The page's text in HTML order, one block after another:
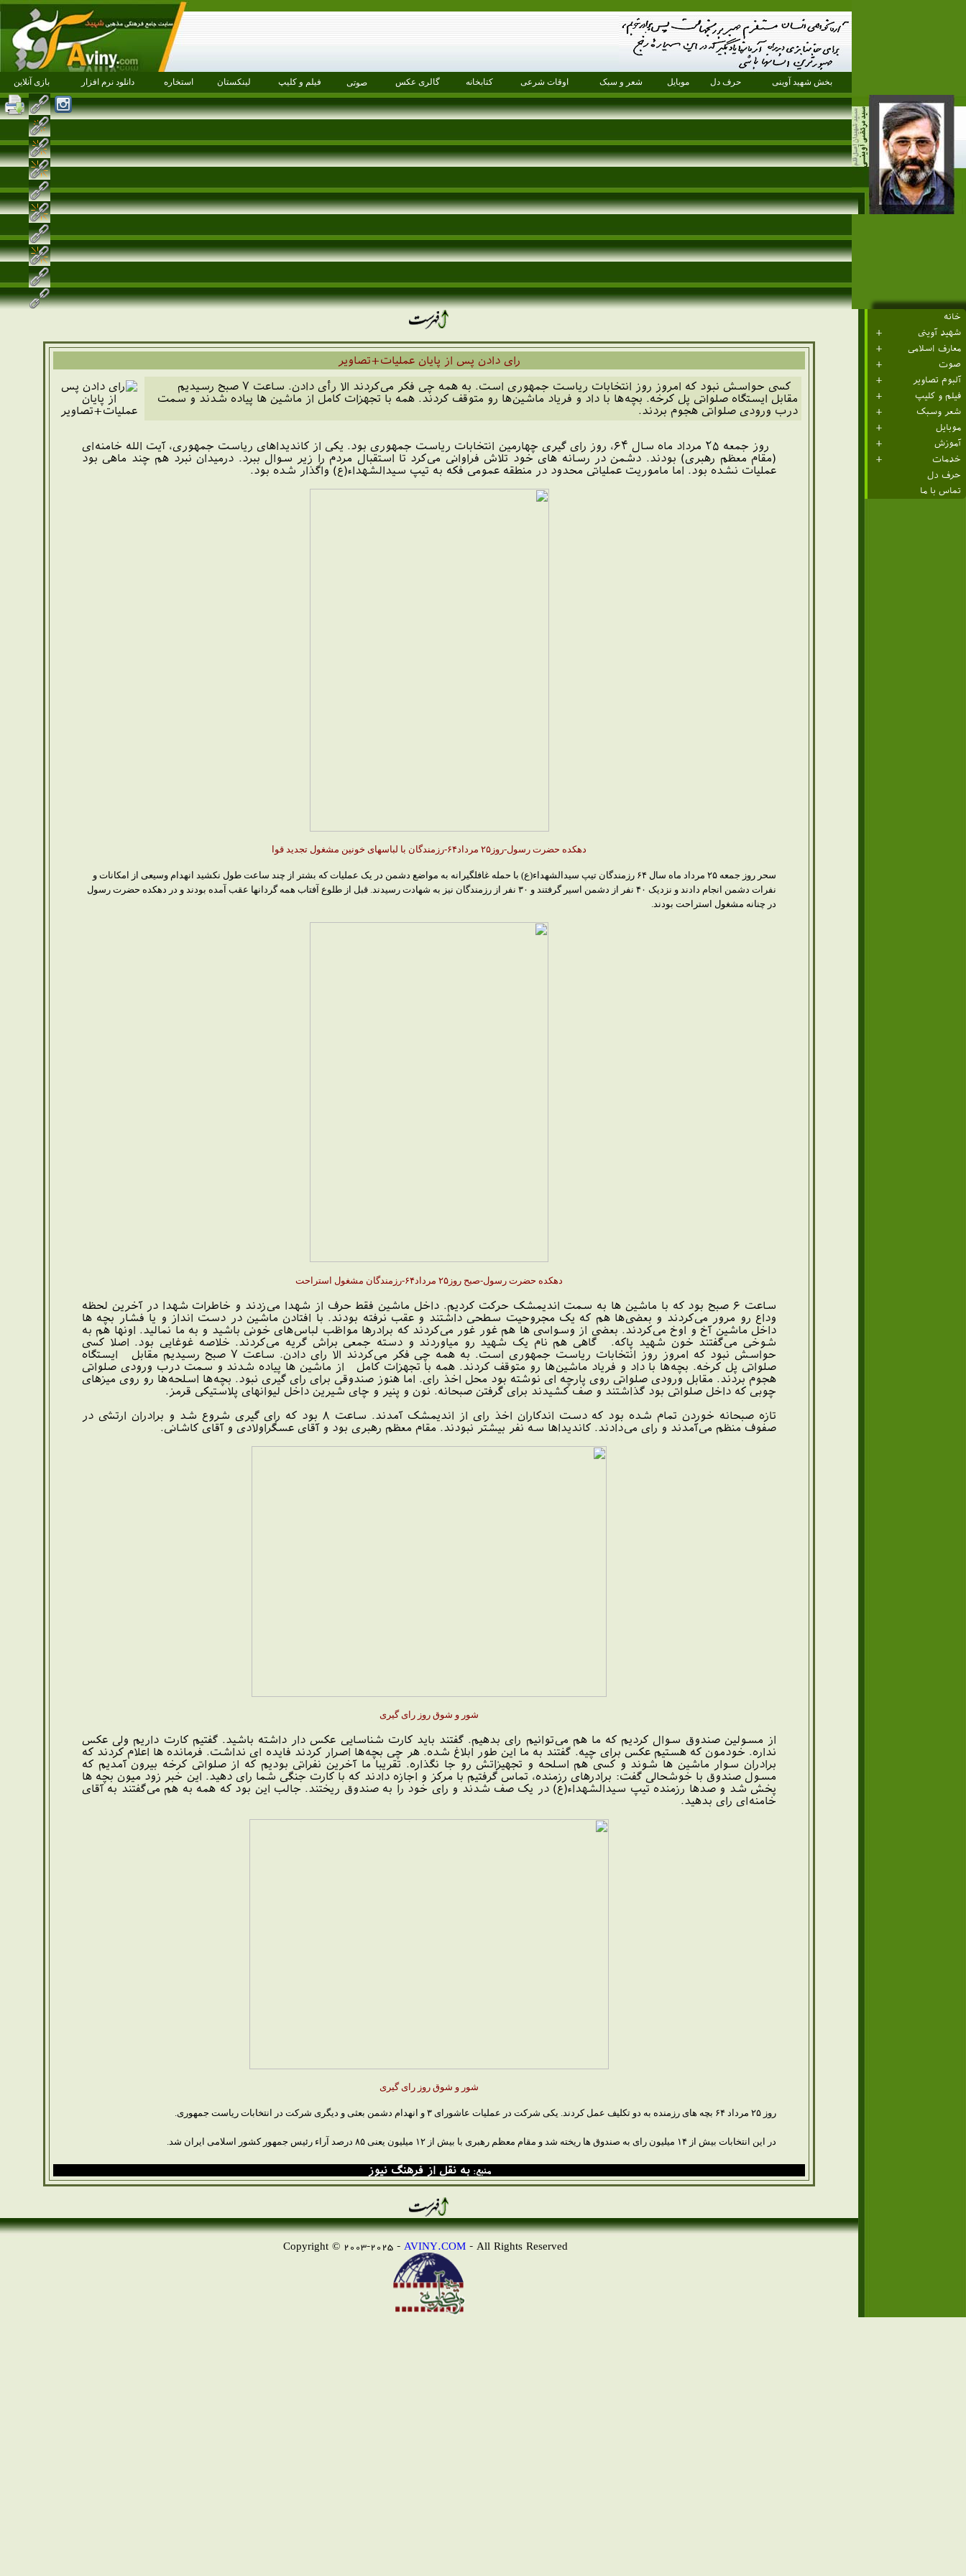
بخش شهید آوینی حرف دل موبایل شعر و سبک اوقات شرعی کتابخانه گالری عکس صوتی فیلم و کلیپ لینکستان استخاره دانلود نرم افزار بازی آنلاین
خانه
شهید آوینی
معارف اسلامی
صوت
آلبوم تصاویر
فیلم و کلیپ
شعر وسبک
موبایل
آموزش
خدمات
حرف دل
تماس با ما
رای دادن پس از پایان عملیات+تصاویر
کسی حواسش نبود که امروز روز انتخابات ریاست جمهوری است. به همه چی فکر می‌کردند الا رأی دادن. ساعت ۷ صبح رسیدیم
مقابل ایستگاه صلواتی پل کرخه. بچه‌ها با داد و فریاد ماشین‌ها رو متوقف کردند. همه با تجهزات کامل از ماشین ها پیاده شدند و سمت
درب ورودی صلواتی هجوم بردند.
روز جمعه ۲۵ مرداد ماه سال ۶۴، روز رای گیری چهارمین انتخابات ریاست جمهوری بود. یکی از کاندیداهای ریاست جمهوری، آیت الله خامنه‌ای
(مقام معظم رهبری) بودند. دشمن در رسانه های خود تلاش فراوانی می‌کرد تا استقبال مردم را زیر سوال ببرد. درمیدان نبرد هم چند ماهی بود
عملیات نشده بود. اما ماموریت عملیاتی محدود در منطقه عمومی فکه به تیپ سیدالشهداء(ع) واگذار شده بود.
دهکده حضرت رسول-روز۲۵ مرداد۶۴-رزمندگان با لباسهای خونین مشغول تجدید قوا
سحر روز جمعه ۲۵ مرداد ماه سال ۶۴ رزمندگان تیپ سیدالشهداء(ع) با حمله غافلگیرانه به مواضع دشمن در یک عملیات که بشتر از چند ساعت طول نکشید انهدام وسیعی از امکانات و
نفرات دشمن انجام دادند و نزدیک ۴۰ نفر از دشمن اسیر گرفتند و ۳۰ نفر از رزمندگان نیز به شهادت رسیدند. قبل از طلوع آفتاب همه گردانها عقب آمده بودند و در دهکده حضرت رسول
در چنانه مشغول استراحت بودند.
دهکده حضرت رسول-صبح روز۲۵ مرداد۶۴-رزمندگان مشغول استراحت
ساعت ۶ صبح بود که با ماشین ها به سمت اندیمشک حرکت کردیم. داخل ماشین فقط حرف از شهدا می‌زدند و خاطرات شهدا در آخرین لحظه
وداع رو مرور می‌کردند و بعضی‌ها هم که یک مجروحیت سطحی داشتند و عقب نرفته بودند. با افتادن ماشین در دست انداز و یا فشار بچه ها
داخل ماشین آخ و اوخ می‌کردند. بعضی از وسواسی ها هم غور غور می‌کردند که برادرها مواظب لباس‌های خونی باشید و به ما نمالید. اونها هم به
شوخی می‌گفتند خون شهید پاکه. گاهی هم نام یک شهید رو میاوردند و دسته جمعی براش گریه می‌کردند. خلاصه غوغایی بود. اصلا کسی
حواسش نبود که امروز روز انتخابات ریاست جمهوری است. به همه چی فکر می‌کردند الا رای دادن. ساعت ۷ صبح رسیدیم مقابل ایستگاه
صلواتی پل کرخه. بچه‌ها با داد و فریاد ماشین‌ها رو متوقف کردند. همه با تجهزات کامل از ماشین ها پیاده شدند و سمت درب ورودی صلواتی
هجوم بردند. مقابل ورودی صلواتی روی پارچه ای نوشته بود محل اخذ رای. اما هنوز صندوقی برای رای گیری نبود. بچه‌ها اسلحه‌ها رو روی میزهای
چوبی که داخل صلواتی بود گذاشتند و صف کشیدند برای گرفتن صبحانه. نون و پنیر و چای شیرین داخل لیوانهای پلاستیکی قرمز.
تازه صبحانه خوردن تمام شده بود که دست اندکاران اخذ رای از اندیمشک آمدند. ساعت ۸ بود که رای گیری شروع شد و برادران ارتشی در
صفوف منظم می‌آمدند و رای می‌دادند. کاندیداها سه نفر بیشتر نبودند. مقام معظم رهبری بود و آقای عسگراولادی و آقای کاشانی.
شور و شوق روز رای گیری
از مسولین صندوق سوال کردیم که ما هم می‌توانیم رای بدهیم. گفتند باید کارت شناسایی عکس دار داشته باشید. گفتیم کارت داریم ولی عکس
نداره. خودمون که هستیم عکس برای چیه. گفتند به ما این طور ابلاغ شده. هر چی بچه‌ها اصرار کردند فایده ای نداشت. فرمانده ها اعلام کردند که
برادران سوار ماشین ها شوند و کسی هم اسلحه و تجهیزاتش رو جا نگذاره. تقریبا ما آخرین نفراتی بودیم که از صلواتی کرخه بیرون آمدیم که
مسول صندوق با خوشحالی گفت: برادرهای رزمنده، تماس گرفتیم با مرکز و اجازه دادند که با کارت جنگی شما رای دهید. این خبر زود میون بچه ها
پخش شد و صدها رزمنده تیپ سیدالشهداء(ع) در یک صف شدند و رای خود را به صندوق ریختند. جالب این بود که همه به هم می‌گفتند به آقای
خامنه‌ای رای بدهید.
شور و شوق روز رای گیری
روز ۲۵ مرداد ۶۴ بچه های رزمنده به دو تکلیف عمل کردند. یکی شرکت در عملیات عاشورای ۳ و انهدام دشمن بعثی و دیگری شرکت در انتخابات ریاست جمهوری.
در این انتخابات بیش از ۱۴ میلیون رای به صندوق ها ریخته شد و مقام معظم رهبری با بیش از ۱۲ میلیون یعنی ۸۵ درصد آراء رئیس جمهور کشور اسلامی ایران شد.
منبع:به نقل از فرهنگ نیوز
AVINY.COM - All Rights Reserved